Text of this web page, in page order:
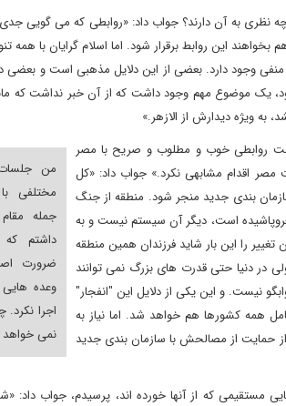
چه نظری به آن دارند؟ جواب داد: «روابطی که می گویی
بخواهند این روابط برقرار شود. اما اسلام گرایان با
منفی وجود دارد. بعضی از این دلایل مذهبی است و
یک موضوع مهم وجود داشت که از آن خبر نداشت که
ویژه دیدارش از الازهر.»
من
مختلفی
جمله
داشتم که
ضرورت
وعده
اجرا نکرد.
نمی خواهد
روابطی خوب و مطلوب و صریح با مصر
مصر اقدام مشابهی نکرد.» جواب داد: «کل
بندی جدید منجر شود. منطقه از جنگ
است، دیگر آن سیستم نیست و به
را این بار شاید فرزندان همین منطقه
در دنیا حتی قدرت های بزرگ نمی توانند
نیست. و این یکی از دلایل این "انفجار"
همه کشورها هم خواهد شد. اما نیاز به
حمایت از مصالحش با سازمان بندی جدید
مستقیمی که از آنها خورده اند، پرسیدم، جواب داد: